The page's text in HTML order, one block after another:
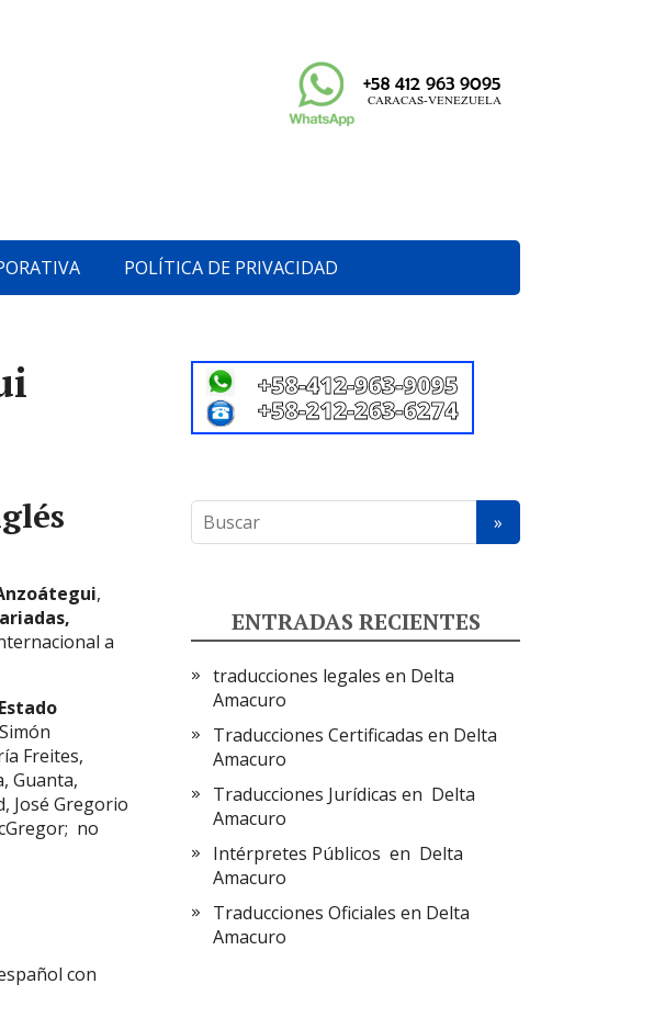
POLÍTICA DE PRIVACIDAD
,
a
Estado
Freites,
Guanta,
José Gregorio
no
con
ENTRADAS RECIENTES
traducciones legales en Delta
Amacuro
Traducciones Certificadas en Delta
Amacuro
Traducciones Jurídicas en Delta
Amacuro
Intérpretes Públicos en Delta
Amacuro
Traducciones Oficiales en Delta
Amacuro